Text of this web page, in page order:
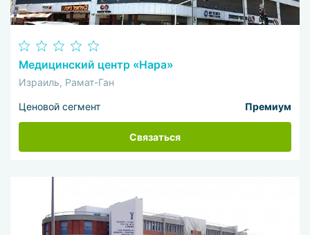
Медицинский центр «Нара»
Израиль, Рамат-Ган
Ценовой сегмент Премиум
Связаться